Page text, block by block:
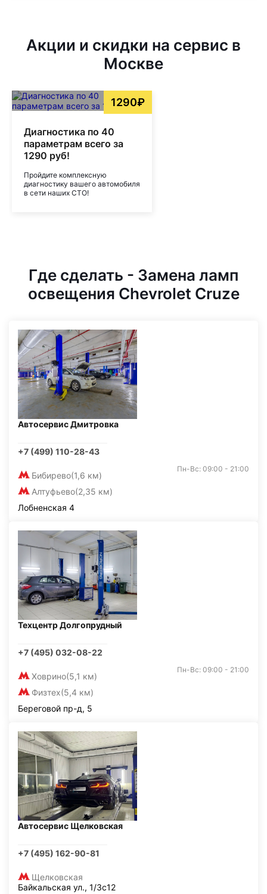
Акции и скидки на сервис в
Москве
1290₽
Диагностика по 40
параметрам всего за
1290 руб!
Пройдите комплексную
диагностику вашего автомобиля
в сети наших СТО!
Где сделать - Замена ламп
освещения Chevrolet Cruze
Автосервис Дмитровка
+7 (499) 110-28-43
Бибирево(1,6 км)
Алтуфьево(2,35 км)
Пн-Вс: 09:00 - 21:00
Лобненская 4
Техцентр Долгопрудный
+7 (495) 032-08-22
Ховрино(5,1 км)
Физтех(5,4 км)
Пн-Вс: 09:00 - 21:00
Береговой пр-д, 5
Автосервис Щелковская
+7 (495) 162-90-81
Щелковская
Байкальская ул., 1/3с12